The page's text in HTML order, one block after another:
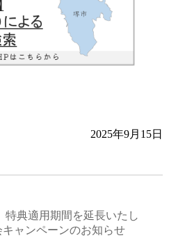
2025年9月15日
特典適用期間を延長いたし
ャンペーンのお知らせ